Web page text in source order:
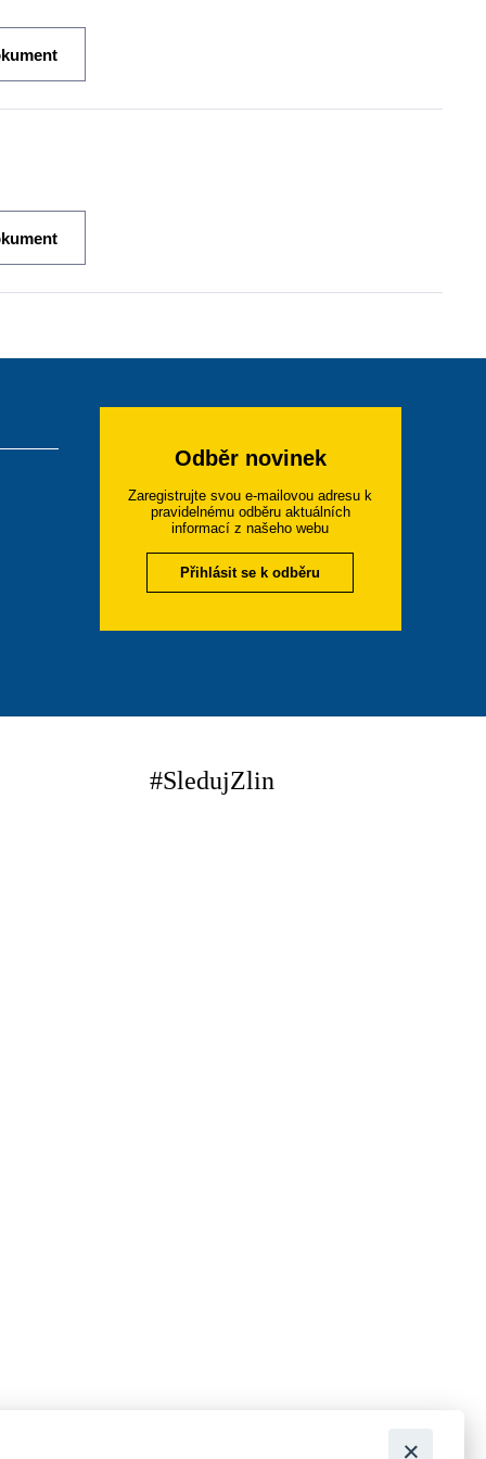
Odběr novinek
Zaregistrujte svou e-mailovou adresu k
pravidelnému odběru aktuálních
informací z našeho webu
Přihlásit se k odběru
#SledujZlin